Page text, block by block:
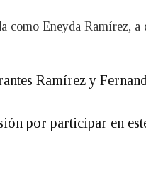
Eneyda Ramírez, a
Ramírez y
por participar en